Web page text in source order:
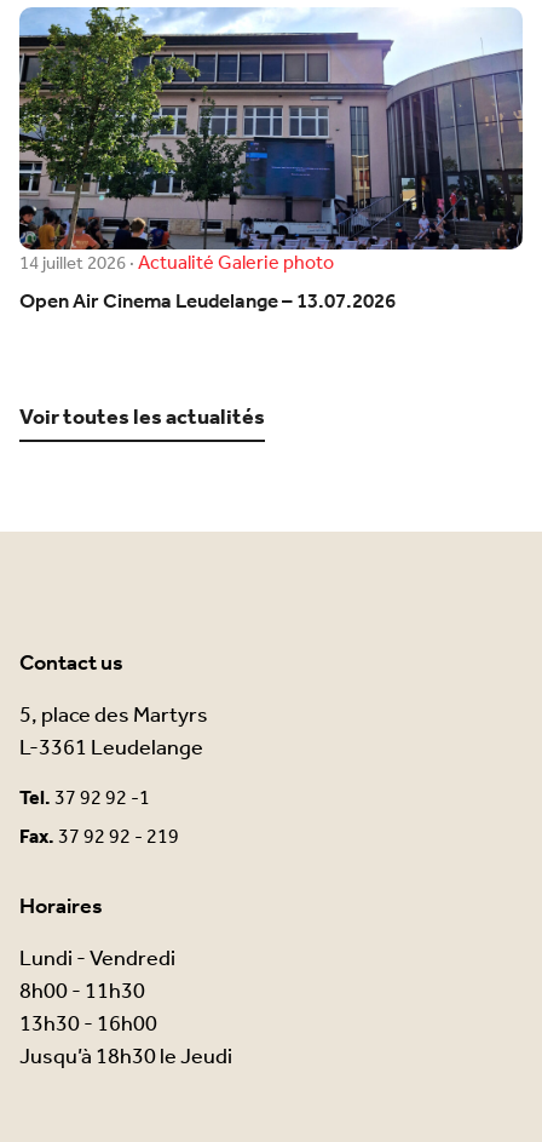
14 juillet 2026·ActualitéGalerie photo
Open Air Cinema Leudelange – 13.07.2026
Voir toutes les actualités
Contact us
5, place des Martyrs
L-3361 Leudelange
Tel.37 92 92 -1
Fax.37 92 92 - 219
Horaires
Lundi - Vendredi
8h00 - 11h30
13h30 - 16h00
Jusqu’à 18h30 le Jeudi